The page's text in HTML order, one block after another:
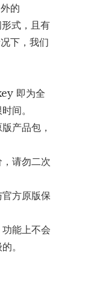
的
式，且有
下，我们
即为全
间。
产品包，
请勿二次
方原版保
能上不会
。